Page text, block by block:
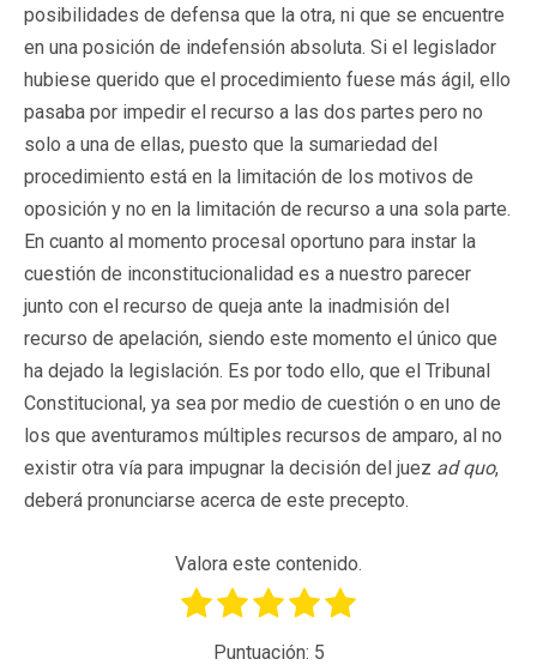
posibilidades de defensa que la otra, ni que se encuentre
en una posición de indefensión absoluta. Si el legislador
hubiese querido que el procedimiento fuese más ágil, ello
pasaba por impedir el recurso a las dos partes pero no
solo a una de ellas, puesto que la sumariedad del
procedimiento está en la limitación de los motivos de
oposición y no en la limitación de recurso a una sola parte.
En cuanto al momento procesal oportuno para instar la
cuestión de inconstitucionalidad es a nuestro parecer
junto con el recurso de queja ante la inadmisión del
recurso de apelación, siendo este momento el único que
ha dejado la legislación. Es por todo ello, que el Tribunal
Constitucional, ya sea por medio de cuestión o en uno de
los que aventuramos múltiples recursos de amparo, al no
existir otra vía para impugnar la decisión del juez ad quo,
deberá pronunciarse acerca de este precepto.
Valora este contenido.
Puntuación: 5